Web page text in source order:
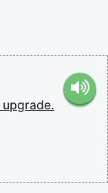
upgrade.